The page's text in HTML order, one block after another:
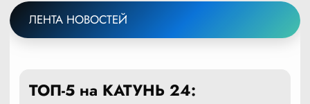
ЛЕНТА НОВОСТЕЙ
ТОП-5 на КАТУНЬ 24: